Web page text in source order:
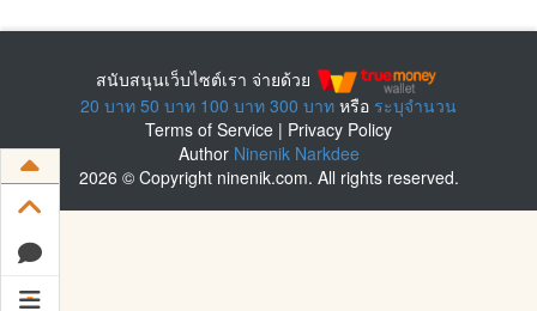
สนับสนุนเว็บไซต์เรา จ่ายด้วย
20 บาท 50 บาท 100 บาท 300 บาท หรือ ระบุจำนวน
Terms of Service | Privacy Policy
Author Ninenik Narkdee
2026 © Copyright ninenik.com. All rights reserved.